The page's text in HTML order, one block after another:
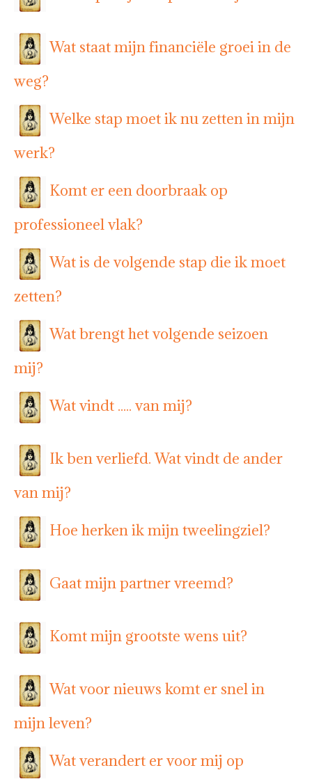
Wat staat mijn financiële groei in de
weg?
Welke stap moet ik nu zetten in mijn
werk?
Komt er een doorbraak op
professioneel vlak?
Wat is de volgende stap die ik moet
zetten?
Wat brengt het volgende seizoen
mij?
Wat vindt ..... van mij?
Ik ben verliefd. Wat vindt de ander
van mij?
Hoe herken ik mijn tweelingziel?
Gaat mijn partner vreemd?
Komt mijn grootste wens uit?
Wat voor nieuws komt er snel in
mijn leven?
Wat verandert er voor mij op